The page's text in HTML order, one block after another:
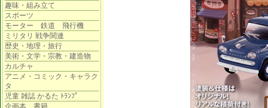
趣味・組み立て
スポーツ
モーター 鉄道 飛行機
ミリタリ 戦争関連
歴史・地理・旅行
美術・文学・宗教・建造物
カルチャ
アニメ・コミック・キャラク
タ
児童 雑誌 かるた ﾄﾗﾝﾌﾟ
企画本 書籍